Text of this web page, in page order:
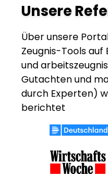
Unsere
Über unsere
Zeugnis-Tools
und
Gutachten und
durch Experten)
berichtet